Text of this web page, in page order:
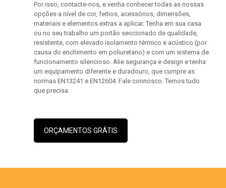
Por isso, contacte-nos, e venha conhecer todas as nossas
opções a nível de cor, feitios, acessórios, dimensões,
materiais e elementos extras a aplicar. Tenha em sua casa
ou no seu trabalho um portão seccionado de qualidade,
resistente, com elevado isolamento térmico e acústico (por
causa do enchimento em poliuretano) e com um sistema de
funcionamento silencioso. Alie segurança e design e tenha
um equipamento diferente e duradouro, que cumpre as
normas EN13241 e EN12604. Fale connosco. Temos tudo
que precisa.
ORÇAMENTOS GRÁTIS